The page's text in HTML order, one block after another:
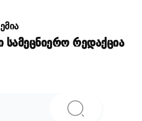
სამეცნიერო რედაქცია